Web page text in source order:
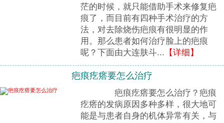
茫的时候，就只能借助手术来修复疤
痕了，而目前有四种手术治疗的方
法，对去除烧伤疤痕有很明显的作
用。那么患者如何治疗脸上的疤痕
呢？下面由大连肤斗... 【详细】
疤痕疙瘩要怎么治疗
疤痕疙瘩要怎么治疗？疤痕
疙瘩的发病原因多种多样，很大地可
能是与患者自身的机体异常有关，与